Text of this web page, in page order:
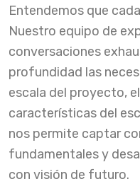
Entendemos que
Nuestro equipo de
conversaciones
profundidad las
escala del proyecto,
características del
nos permite captar
fundamentales y
con visión de futuro.